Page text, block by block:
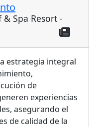
Spa Resort -
estrategia integral
de
experiencias
asegurando el
de calidad de la